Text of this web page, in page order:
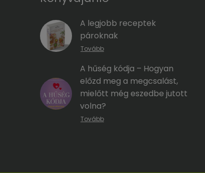
A legjobb receptek
pároknak
Tovább
A hűség kódja – Hogyan
előzd meg a megcsalást,
mielőtt még eszedbe jutott
volna?
Tovább